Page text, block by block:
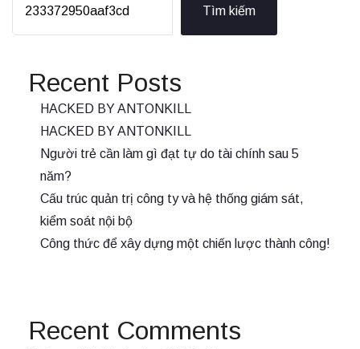
Tìm kiếm
Recent Posts
HACKED BY ANTONKILL
HACKED BY ANTONKILL
Người trẻ cần làm gì đạt tự do tài chính sau 5
năm?
Cấu trúc quản trị công ty và hệ thống giám sát,
kiểm soát nội bộ
Công thức để xây dựng một chiến lược thành công!
Recent Comments